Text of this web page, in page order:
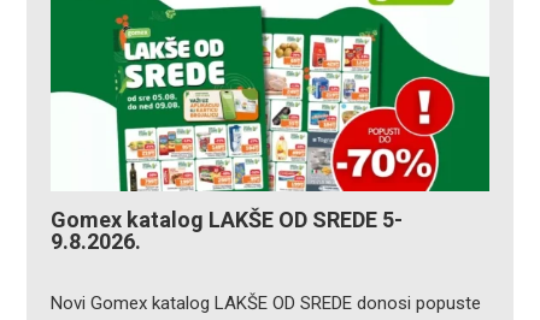
Gomex katalog LAKŠE OD SREDE 5-
9.8.2026.
Novi Gomex katalog LAKŠE OD SREDE donosi popuste